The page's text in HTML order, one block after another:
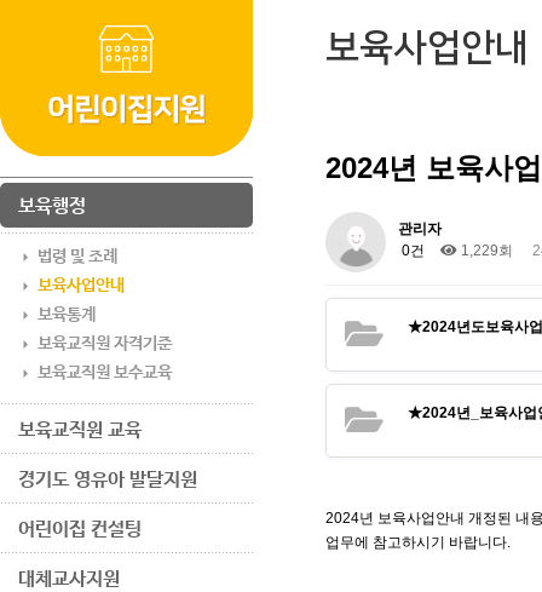
보육행정
법령 및 조례
보육사업안내
보육통계
보육교직원 자격기준
보육교직원 보수교육
보육교직원 교육
경기도 영유아 발달지원
어린이집 컨설팅
대체교사지원
보육사업안내
2024년 보육사
관리자
0건
1,229회
★2024년도보육사
★2024년_보육사업
2024년 보육사업안내 개정된 내
업무에 참고하시기 바랍니다.